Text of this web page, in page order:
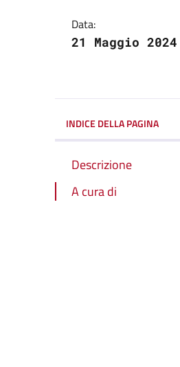
Data:
21 Maggio 2024
INDICE DELLA PAGINA
Descrizione
A cura di